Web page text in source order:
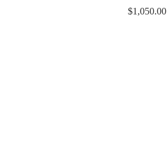
$1,050.00